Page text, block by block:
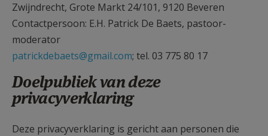
Zwijndrecht, Grote Markt 24/101, 9120 Beveren
Contactpersoon: E.H. Patrick De Baets, pastoor-
moderator
patrickdebaets@gmail.com; tel. 03 775 80 17
Doelpubliek van deze
privacyverklaring
Deze privacyverklaring is gericht aan personen die